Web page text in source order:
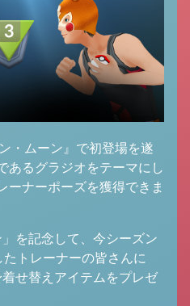
・ムーン』で初登場を遂
あるグラジオをテーマにし
ーナーポーズを獲得できま
」を記念して、今シーズン
トレーナーの皆さんに
せ替えアイテムをプレゼ